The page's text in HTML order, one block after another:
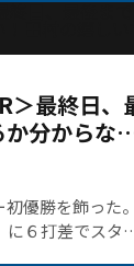
５バーディノー
（５６）。マル
で今季初優勝
（５６）。さら
平石武則（５
並んでいる。◇
績は こちら＞
＞最終日、
分からな
優勝を飾った。
に６打差でスタ